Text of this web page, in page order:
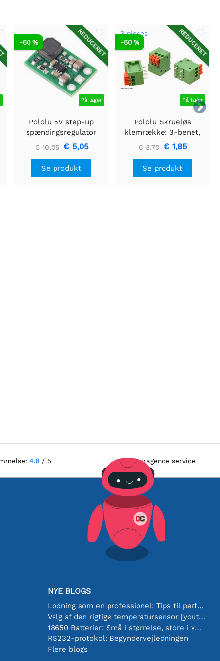

REDUCERET
På lager
-50 %
Pololu 5V step-up
spændingsregulator
U3V16F5
€ 10,05 € 5,05
Se produkt
REDUCERET
3 pieces
På lager
-50 %
Pololu Skrueløs
klemrække: 3-benet,
0,1" pitch, sideindgang
(3-pack)
€ 3,70 € 1,85
Se produkt
4.8/ 5 Fremragende service
NYE BLOGS
Lodning som en professionel: Tips til perfekte elektroniske forbindelser
Valg af den rigtige temperatursensor [youtube]
18650 Batterier: Små i størrelse, store i ydeevne
RS232-protokol: Begyndervejledningen
Flere blogs